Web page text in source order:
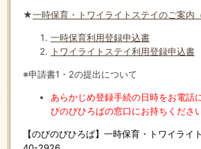
★一時保育・トワイライトステイのご案内
一時保育利用登録申込書
トワイライトステイ利用登録申込書
※申請書1・2の提出について
あらかじめ登録手続の日時をお電話
びのびひろばの窓口にお持ちください
【のびのびひろば】一時保育・トワイライ